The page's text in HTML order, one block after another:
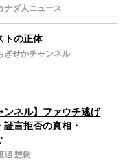
ナダ人ニュース
トの正体
ぎせかチャンネル
ンネル】ファウチ逃げ
言拒否の真相・
辺 惣樹